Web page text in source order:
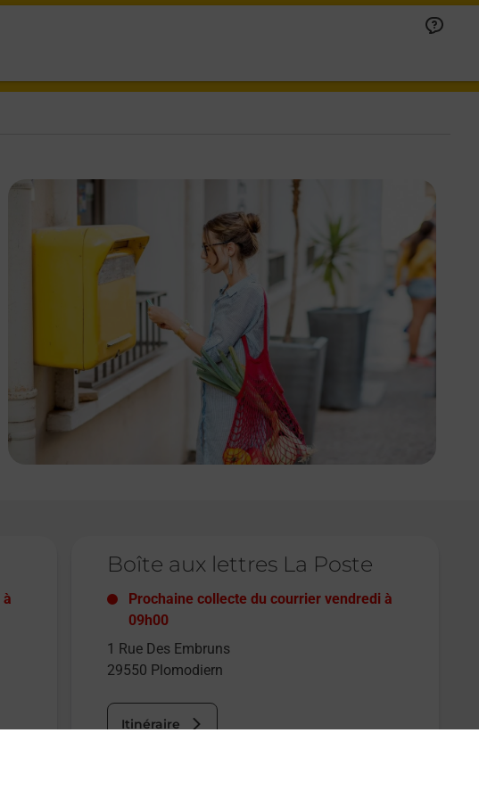
à
Boîte aux lettres La Poste
Prochaine collecte du courriervendredi à
09h00
1 Rue Des Embruns
29550 Plomodiern
Itinéraire